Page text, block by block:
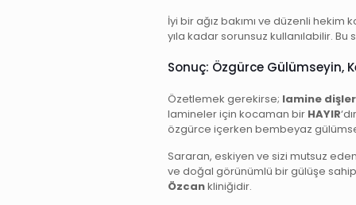
İyi bir ağız bakımı ve düzenli hekim
yıla kadar sorunsuz kullanılabilir.
Sonuç: Özgürce Gülümseyin,
Özetlemek gerekirse; lamine dişler
lamineler için kocaman bir HAYIR
özgürce içerken bembeyaz
Sararan, eskiyen ve sizi mutsuz
ve doğal görünümlü bir gülüşe
Özcankliniğidir.